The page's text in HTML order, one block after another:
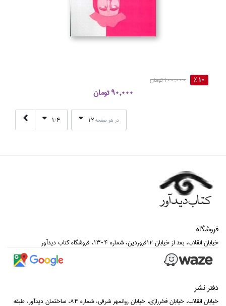
10 % 100,000 تومان
90,000 تومان
در هر صفحه12
1/4
فروشگاه
خيابان انقلاب، بعد از خيابان 12فروردين، شماره 1304، فروشگاه كتاب ديدآور
دفتر نشر
خيابان انقلاب، خيابان فخررازي، خيابان روانمهر شرقي، شماره 84، ساختمان ديدآور، طبقه